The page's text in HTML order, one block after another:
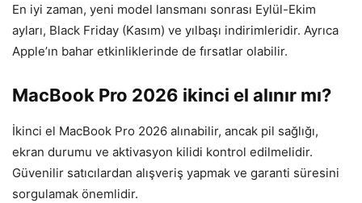
En iyi zaman, yeni model lansmanı sonrası Eylül-Ekim
ayları, Black Friday (Kasım) ve yılbaşı indirimleridir. Ayrıca
Apple’ın bahar etkinliklerinde de fırsatlar olabilir.
MacBook Pro 2026 ikinci el alınır mı?
İkinci el MacBook Pro 2026 alınabilir, ancak pil sağlığı,
ekran durumu ve aktivasyon kilidi kontrol edilmelidir.
Güvenilir satıcılardan alışveriş yapmak ve garanti süresini
sorgulamak önemlidir.